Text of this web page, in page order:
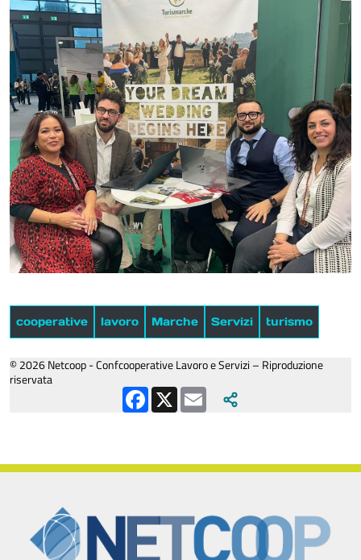
cooperative lavoro Marche Servizi turismo
© 2026 Netcoop - Confcooperative Lavoro e Servizi – Riproduzione
riservata
Facebook
X Email